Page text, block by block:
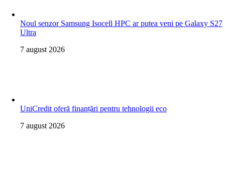
Noul senzor Samsung Isocell HPC ar putea veni pe Galaxy S27
Ultra
7 august 2026
UniCredit oferă finanțări pentru tehnologii eco
7 august 2026